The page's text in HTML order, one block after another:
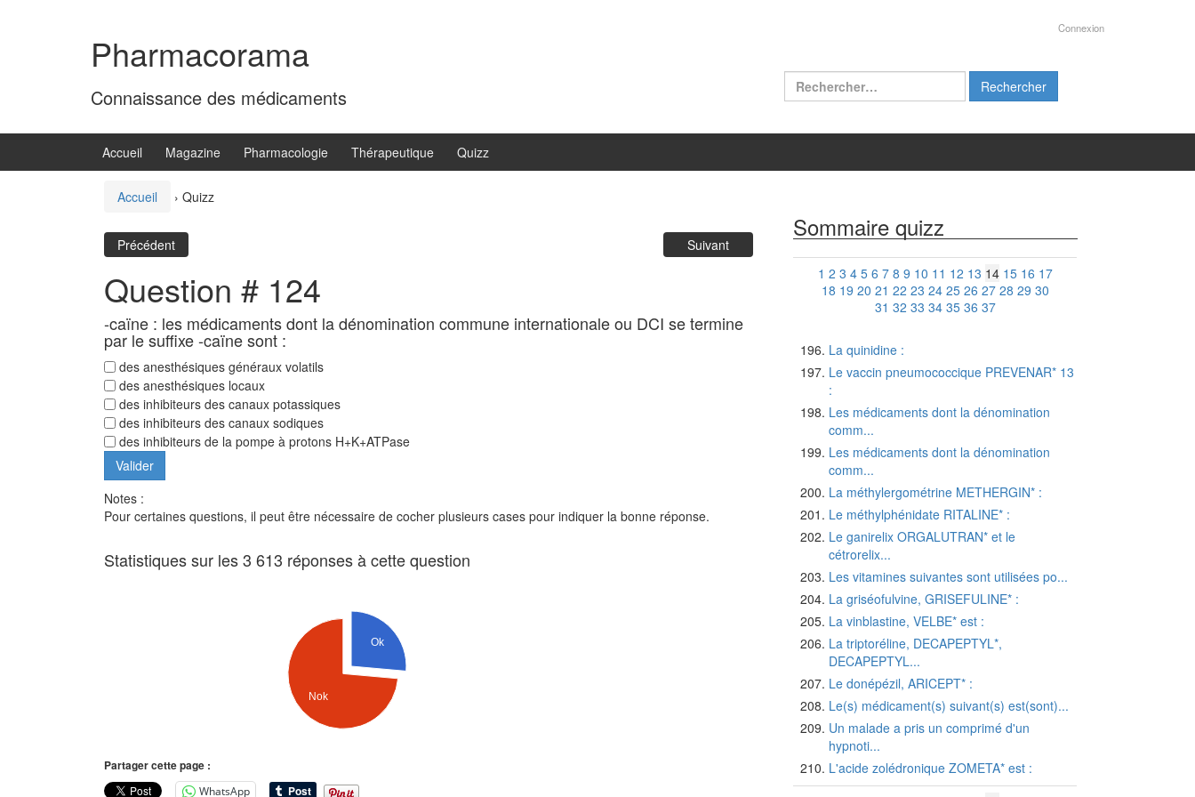
Pharmacorama
Connaissance des médicaments
Connexion
Rechercher :
Accueil Magazine Pharmacologie Thérapeutique Quizz
Accueil › Quizz
Précédent Suivant
Question # 124
-caïne : les médicaments dont la dénomination commune internationale ou DCI se termine
par le suffixe -caïne sont :
des anesthésiques généraux volatils
des anesthésiques locaux
des inhibiteurs des canaux potassiques
des inhibiteurs des canaux sodiques
des inhibiteurs de la pompe à protons H+K+ATPase
Notes :
Pour certaines questions, il peut être nécessaire de cocher plusieurs cases pour indiquer la bonne réponse.
Statistiques sur les 3 613 réponses à cette question
Ok
Nok
Partager cette page :
WhatsApp
Sommaire quizz
1 2 3 4 5 6 7 8 9 10 11 12 13 14 15 16 17
18 19 20 21 22 23 24 25 26 27 28 29 30
31 32 33 34 35 36 37
La quinidine :
Le vaccin pneumococcique PREVENAR* 13
:
Les médicaments dont la dénomination
comm...
Les médicaments dont la dénomination
comm...
La méthylergométrine METHERGIN* :
Le méthylphénidate RITALINE* :
Le ganirelix ORGALUTRAN* et le
cétrorelix...
Les vitamines suivantes sont utilisées po...
La griséofulvine, GRISEFULINE* :
La vinblastine, VELBE* est :
La triptoréline, DECAPEPTYL*,
DECAPEPTYL...
Le donépézil, ARICEPT* :
Le(s) médicament(s) suivant(s) est(sont)...
Un malade a pris un comprimé d'un
hypnoti...
L'acide zolédronique ZOMETA* est :